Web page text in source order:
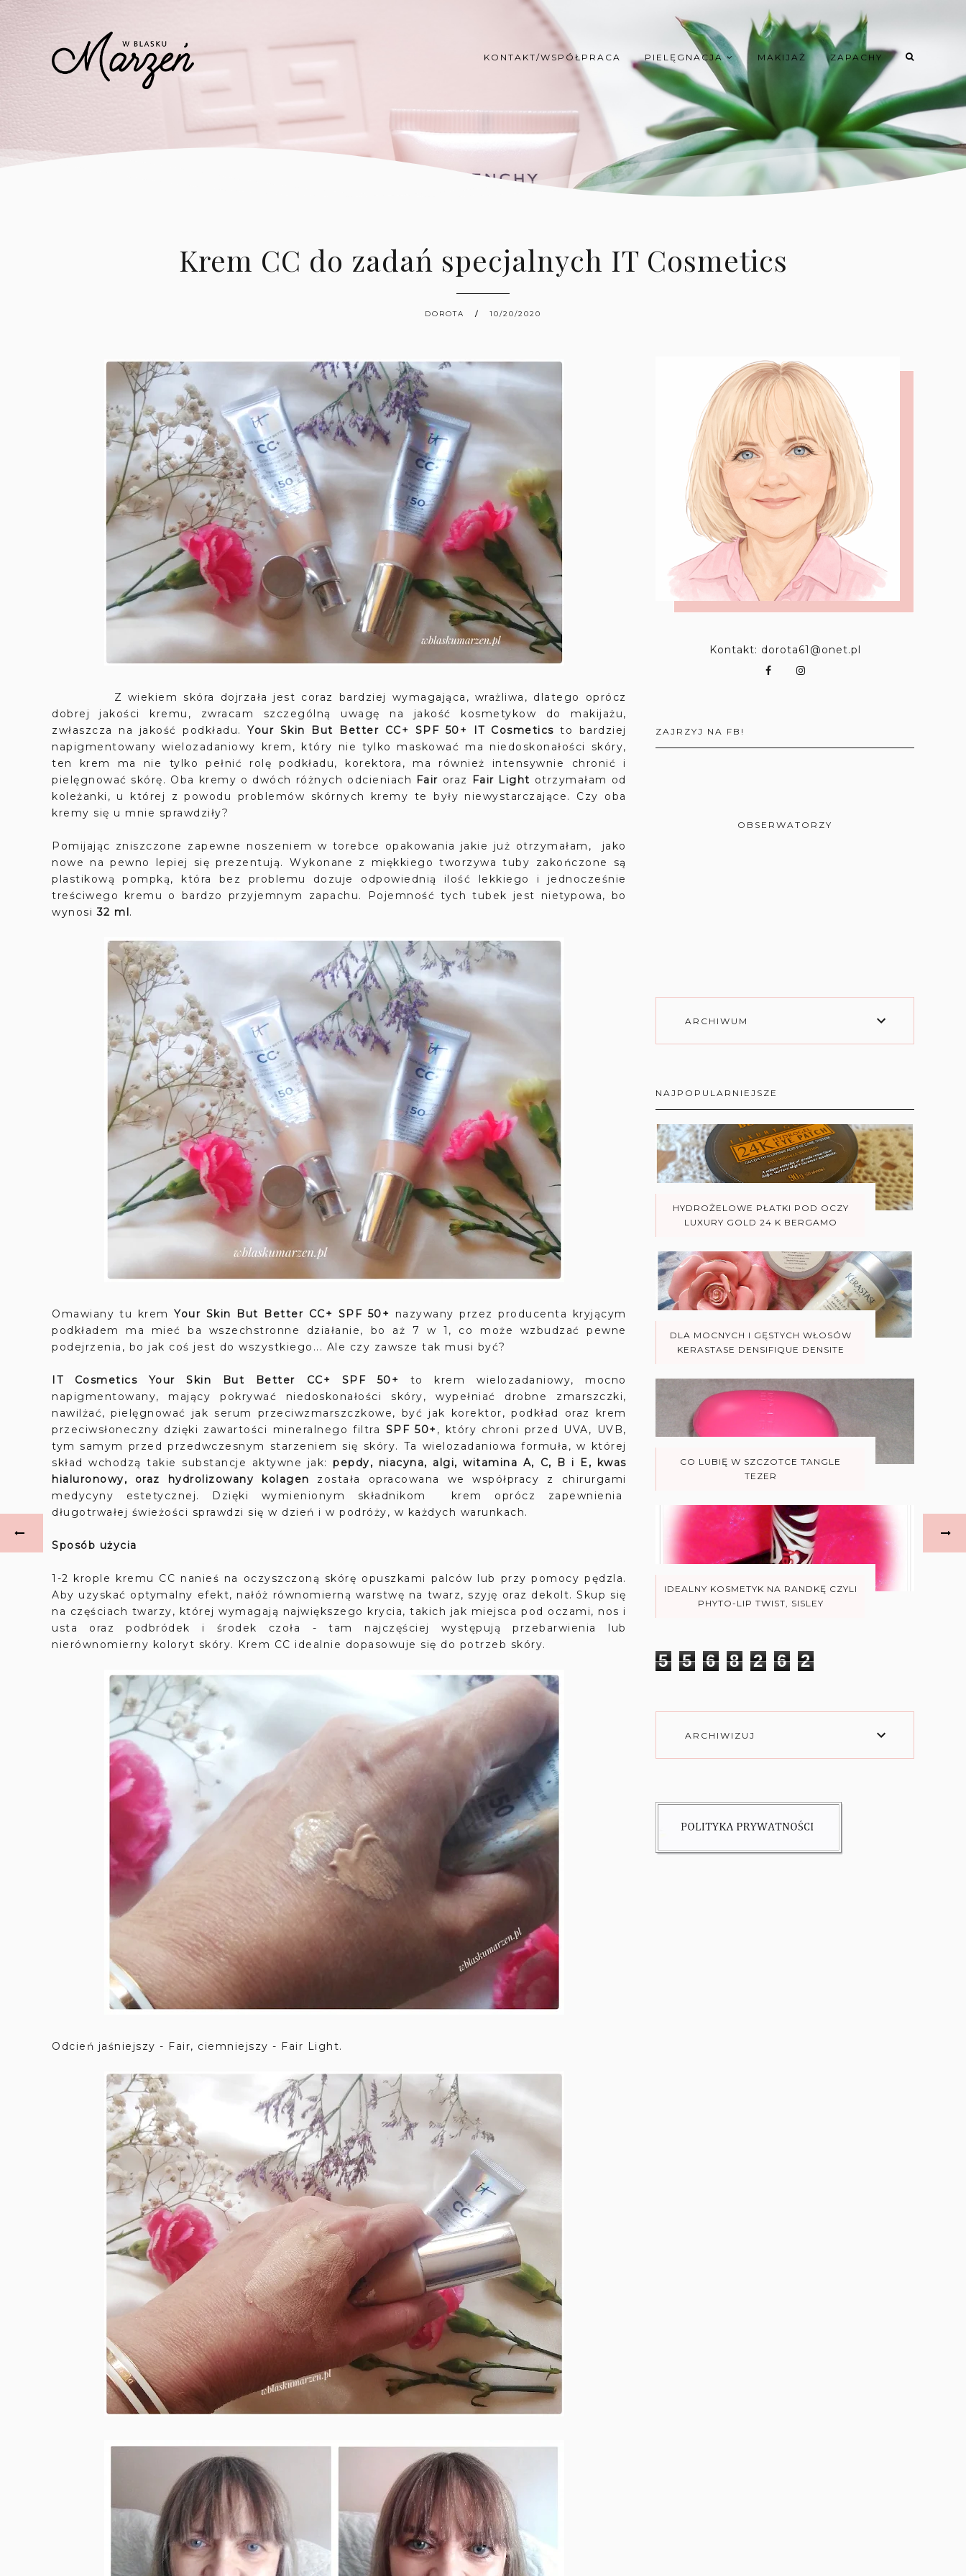
KONTAKT/WSPÓŁPRACA PIELĘGNACJA MAKIJAŻ ZAPACHY
Krem CC do zadań specjalnych IT Cosmetics
DOROTA 10/20/2020
Z wiekiem skóra dojrzała jest coraz bardziej wymagająca, wrażliwa, dlatego oprócz
dobrej jakości kremu, zwracam szczególną uwagę na jakość kosmetykow do makijażu,
zwłaszcza na jakość podkładu.Your Skin But Better CC+ SPF 50+ IT Cosmetics to bardziej
napigmentowany wielozadaniowy krem, który nie tylko maskować ma niedoskonałości skóry,
ten krem ma nie tylko pełnić rolę podkładu, korektora, ma również intensywnie chronić i
pielęgnować skórę. Oba kremy o dwóch różnych odcieniach Fair oraz Fair Light otrzymałam od
koleżanki, u której z powodu problemów skórnych kremy te były niewystarczające. Czy oba
kremy się u mnie sprawdziły?
Pomijając zniszczone zapewne noszeniem w torebce opakowania jakie już otrzymałam, jako
nowe na pewno lepiej się prezentują. Wykonane z miękkiego tworzywa tuby zakończone są
plastikową pompką, która bez problemu dozuje odpowiednią ilość lekkiego i jednocześnie
treściwego kremu o bardzo przyjemnym zapachu. Pojemność tych tubek jest nietypowa, bo
wynosi32 ml.
Omawiany tu kremYour Skin But Better CC+ SPF 50+
nazywany przez producenta kryjącym
podkładem ma mieć ba wszechstronne działanie, bo aż 7 w 1, co może wzbudzać pewne
podejrzenia, bo jak coś jest do wszystkiego... Ale czy zawsze tak musi być?
IT Cosmetics Your Skin But Better CC+ SPF 50+
to krem wielozadaniowy, mocno
napigmentowany, mający pokrywać niedoskonałości skóry, wypełniać drobne zmarszczki,
nawilżać, pielęgnować jak serum przeciwzmarszczkowe, być jak korektor, podkład oraz krem
przeciwsłoneczny dzięki zawartości mineralnego filtra SPF 50+ , który chroni przed UVA, UVB,
tym samym przed przedwczesnym starzeniem się skóry. Ta wielozadaniowa formuła, w której
skład wchodzą takie substancje aktywne jak:pepdy, niacyna, algi, witamina A, C, B i E, kwas
hialuronowy, oraz hydrolizowany kolagen została opracowana we współpracy z chirurgami
medycyny estetycznej. Dzięki wymienionym składnikom krem oprócz zapewnienia
długotrwałej świeżości sprawdzi się w dzień i w podróży, w każdych warunkach.
Sposób użycia
1-2 krople kremu CC nanieś na oczyszczoną skórę opuszkami palców lub przy pomocy pędzla.
Aby uzyskać optymalny efekt, nałóż równomierną warstwę na twarz, szyję oraz dekolt. Skup się
na częściach twarzy, której wymagają największego krycia, takich jak miejsca pod oczami, nos i
usta oraz podbródek i środek czoła - tam najczęściej występują przebarwienia lub
nierównomierny koloryt skóry. Krem CC idealnie dopasowuje się do potrzeb skóry.
Odcień jaśniejszy - Fair, ciemniejszy - Fair Light.
Kontakt: dorota61@onet.pl
ZAJRZYJ NA FB!
OBSERWATORZY
ARCHIWUM
NAJPOPULARNIEJSZE
HYDROŻELOWE PŁATKI POD OCZY
LUXURY GOLD 24 K BERGAMO
DLA MOCNYCH I GĘSTYCH WŁOSÓW
KERASTASE DENSIFIQUE DENSITE
CO LUBIĘ W SZCZOTCE TANGLE
TEZER
IDEALNY KOSMETYK NA RANDKĘ CZYLI
PHYTO-LIP TWIST, SISLEY
5 5 6 8 2 6 2
ARCHIWIZUJ